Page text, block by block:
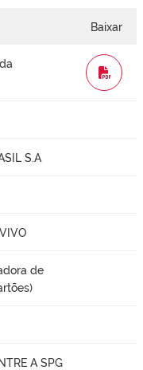
Baixar
WORD
S.A
de
A SPG